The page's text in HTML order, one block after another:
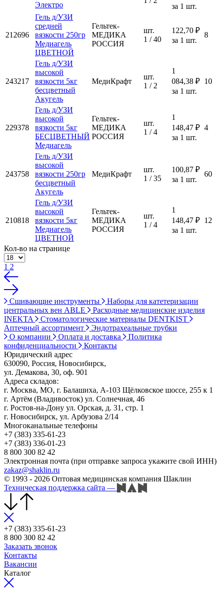
Электро
за 1 шт.
212696
Гель д/УЗИ
средней
вязкости 250гр
Медиагель
ЦВЕТНОЙ
Гельтек-
МЕДИКА
РОССИЯ
шт.
1 / 40
122,70 ₽
за 1 шт.
8
243217
Гель д/УЗИ
высокой
вязкости 5кг
бесцветный
Акугель
МедиКрафт
шт.
1 / 2
1
084,38 ₽
за 1 шт.
10
229378
Гель д/УЗИ
высокой
вязкости 5кг
БЕСЦВЕТНЫЙ
Медиагель
Гельтек-
МЕДИКА
РОССИЯ
шт.
1 / 4
1
148,47 ₽
за 1 шт.
4
243758
Гель д/УЗИ
высокой
вязкости 250гр
бесцветный
Акугель
МедиКрафт
шт.
1 / 35
100,87 ₽
за 1 шт.
60
210818
Гель д/УЗИ
высокой
вязкости 5кг
Медиагель
ЦВЕТНОЙ
Гельтек-
МЕДИКА
РОССИЯ
шт.
1 / 4
1
148,47 ₽
за 1 шт.
12
Кол-во на странице
1 2
Сшивающие инструменты
Наборы для катетеризации
центральных вен ABLE
Расходные медицинские изделия
INEKTA
Стоматологические материалы DENTKIST
Аптечный ассортимент
Эндотрахеальные трубки
О компании
Оплата и доставка
Политика
конфиденциальности
Контакты
Юридический адрес
630090, Россия, Новосибирск,
ул. Демакова, 30, оф. 901
Адреса складов:
г. Москва, МО, г. Балашиха, А-103 Щёлковское шоссе, 255 к 1
г. Артём (Владивосток) ул. Солнечная, 46
г. Ростов-на-Дону ул. Орская, д. 31, стр. 1
г. Новосибирск, ул. Арбузова 2/14
Многоканальные телефоны
+7 (383) 335-61-23
+7 (383) 336-01-23
8 800 300 82 42
Электронная почта (при отправке запроса укажите свой ИНН)
zakaz@shaklin.ru
© 1993 - 2026 Оптовая медицинская компания Шаклин
Техническая поддержка сайта —
+7 (383) 335-61-23
8 800 300 82 42
Заказать звонок
Контакты
Вакансии
Каталог